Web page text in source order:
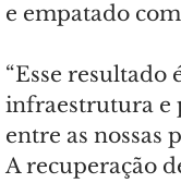
e empatado
“Esse
infraestrutura e
entre as nossas
A recuperação